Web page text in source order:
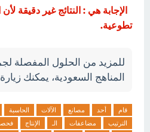
الإجابة هي : النتائج غير دقيقة
تطوعية.
للمزيد من الحلول المفصلة
المناهج السعودية، يمكنك زيارة
قام أحد مصانع الآلات الحاسبة
الترتيب
مضاعفات الـ الإنتاج